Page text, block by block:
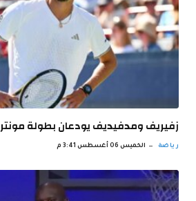
زفيريف ومدفيديف يودعان بطولة
رياضة الخميس 06 أغسطس 3:41 م